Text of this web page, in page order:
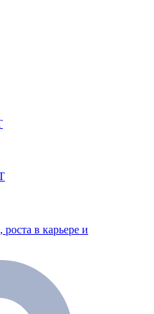
в карьере и